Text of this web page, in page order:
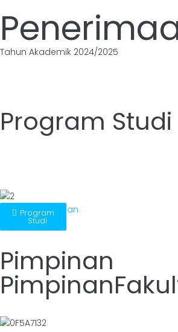
Tahun Akademik 2024/2025
Program Studi
Program
Studi
S1-Kewirausahaan
Pimpinan